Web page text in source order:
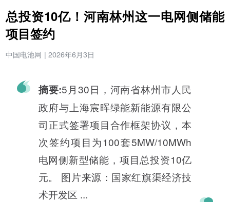
总投资10亿！河南林州这一电网侧储能
项目签约
中国电池网 | 2026年6月3日
摘要:5月30日，河南省林州市人民
政府与上海宸晖绿能新能源有限公
司正式签署项目合作框架协议，本
次签约项目为100套5MW/10MWh
电网侧新型储能，项目总投资10亿
元。 图片来源：国家红旗渠经济技
术开发区 ...